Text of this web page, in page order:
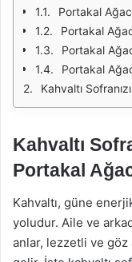
Portakal
Portakal
Portakal
Portakal
Kahvaltı
Kahvaltı
Portakal
Kahvaltı, güne
yoludur. Aile ve
anlar, lezzetli ve göz